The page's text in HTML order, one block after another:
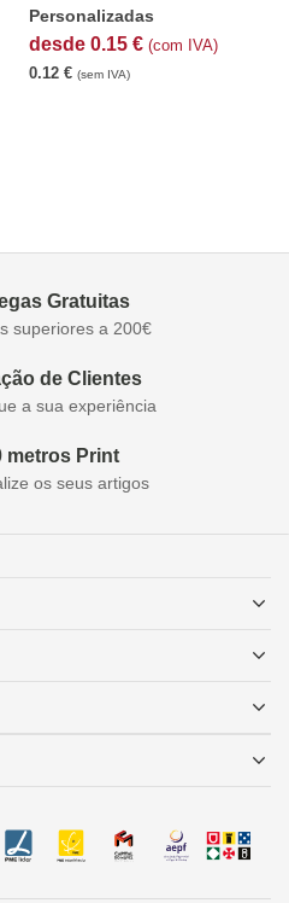
Personalizadas
desde 0.15 € (com IVA)
0.12 € (sem IVA)
Gratuitas
superiores a 200€
de Clientes
a sua experiência
metros Print
os seus artigos